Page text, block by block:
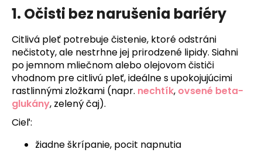
1. Očisti bez narušenia bariéry
Citlivá pleť potrebuje čistenie, ktoré odstráni
nečistoty, ale nestrhne jej prirodzené lipidy. Siahni
po jemnom mliečnom alebo olejovom čističi
vhodnom pre citlivú pleť, ideálne s upokojujúcimi
rastlinnými zložkami (napr. nechtík, ovsené beta-
glukány, zelený čaj).
Cieľ:
žiadne škrípanie, pocit napnutia